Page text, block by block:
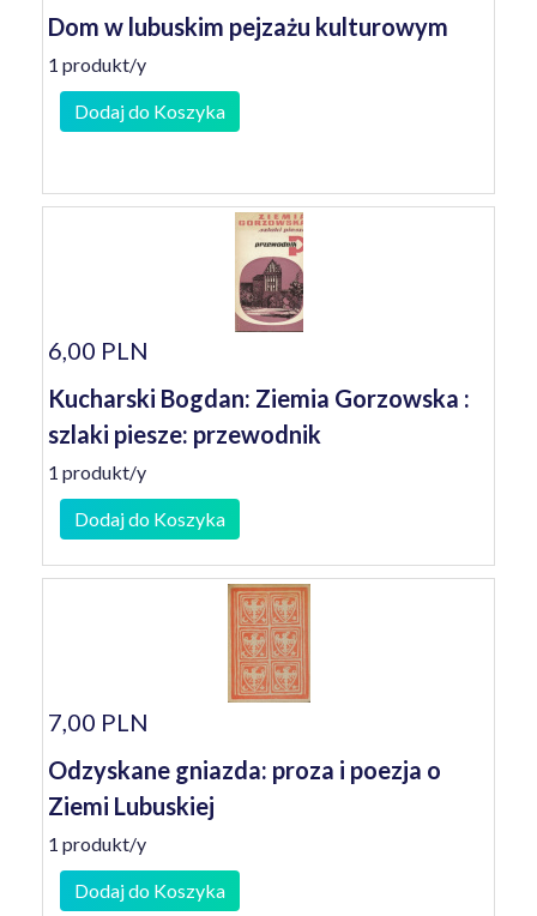
Dom w lubuskim pejzażu kulturowym
1 produkt/y
Dodaj do Koszyka
6,00 PLN
Kucharski Bogdan: Ziemia Gorzowska :
szlaki piesze: przewodnik
1 produkt/y
Dodaj do Koszyka
7,00 PLN
Odzyskane gniazda: proza i poezja o
Ziemi Lubuskiej
1 produkt/y
Dodaj do Koszyka